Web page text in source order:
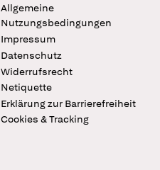
Allgemeine
Nutzungsbedingungen
Impressum
Datenschutz
Widerrufsrecht
Netiquette
Erklärung zur Barrierefreiheit
Cookies & Tracking